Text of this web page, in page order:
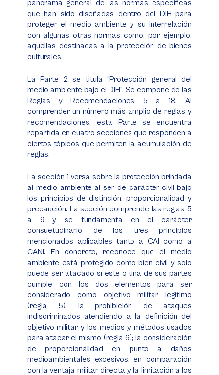
panorama general de las normas específicas
que han sido diseñadas dentro del DIH para
proteger el medio ambiente y su interrelación
con algunas otras normas como, por ejemplo,
aquellas destinadas a la protección de bienes
culturales.
La Parte 2 se titula “Protección general del
medio ambiente bajo el DIH”. Se compone de las
Reglas y Recomendaciones 5 a 18. Al
comprender un número más amplio de reglas y
recomendaciones, esta Parte se encuentra
repartida en cuatro secciones que responden a
ciertos tópicos que permiten la acumulación de
reglas.
La sección 1 versa sobre la protección brindada
al medio ambiente al ser de carácter civil bajo
los principios de distinción, proporcionalidad y
precaución. La sección comprende las reglas 5
a 9 y se fundamenta en el carácter
consuetudinario de los tres principios
mencionados aplicables tanto a CAI como a
CANI. En concreto, reconoce que el medio
ambiente está protegido como bien civil y solo
puede ser atacado si este o una de sus partes
cumple con los dos elementos para ser
considerado como objetivo militar legítimo
(regla 5), la prohibición de ataques
indiscriminados atendiendo a la definición del
objetivo militar y los medios y métodos usados
para atacar el mismo (regla 6); la consideración
de proporcionalidad en punto a daños
medioambientales excesivos, en comparación
con la ventaja militar directa y la limitación a los